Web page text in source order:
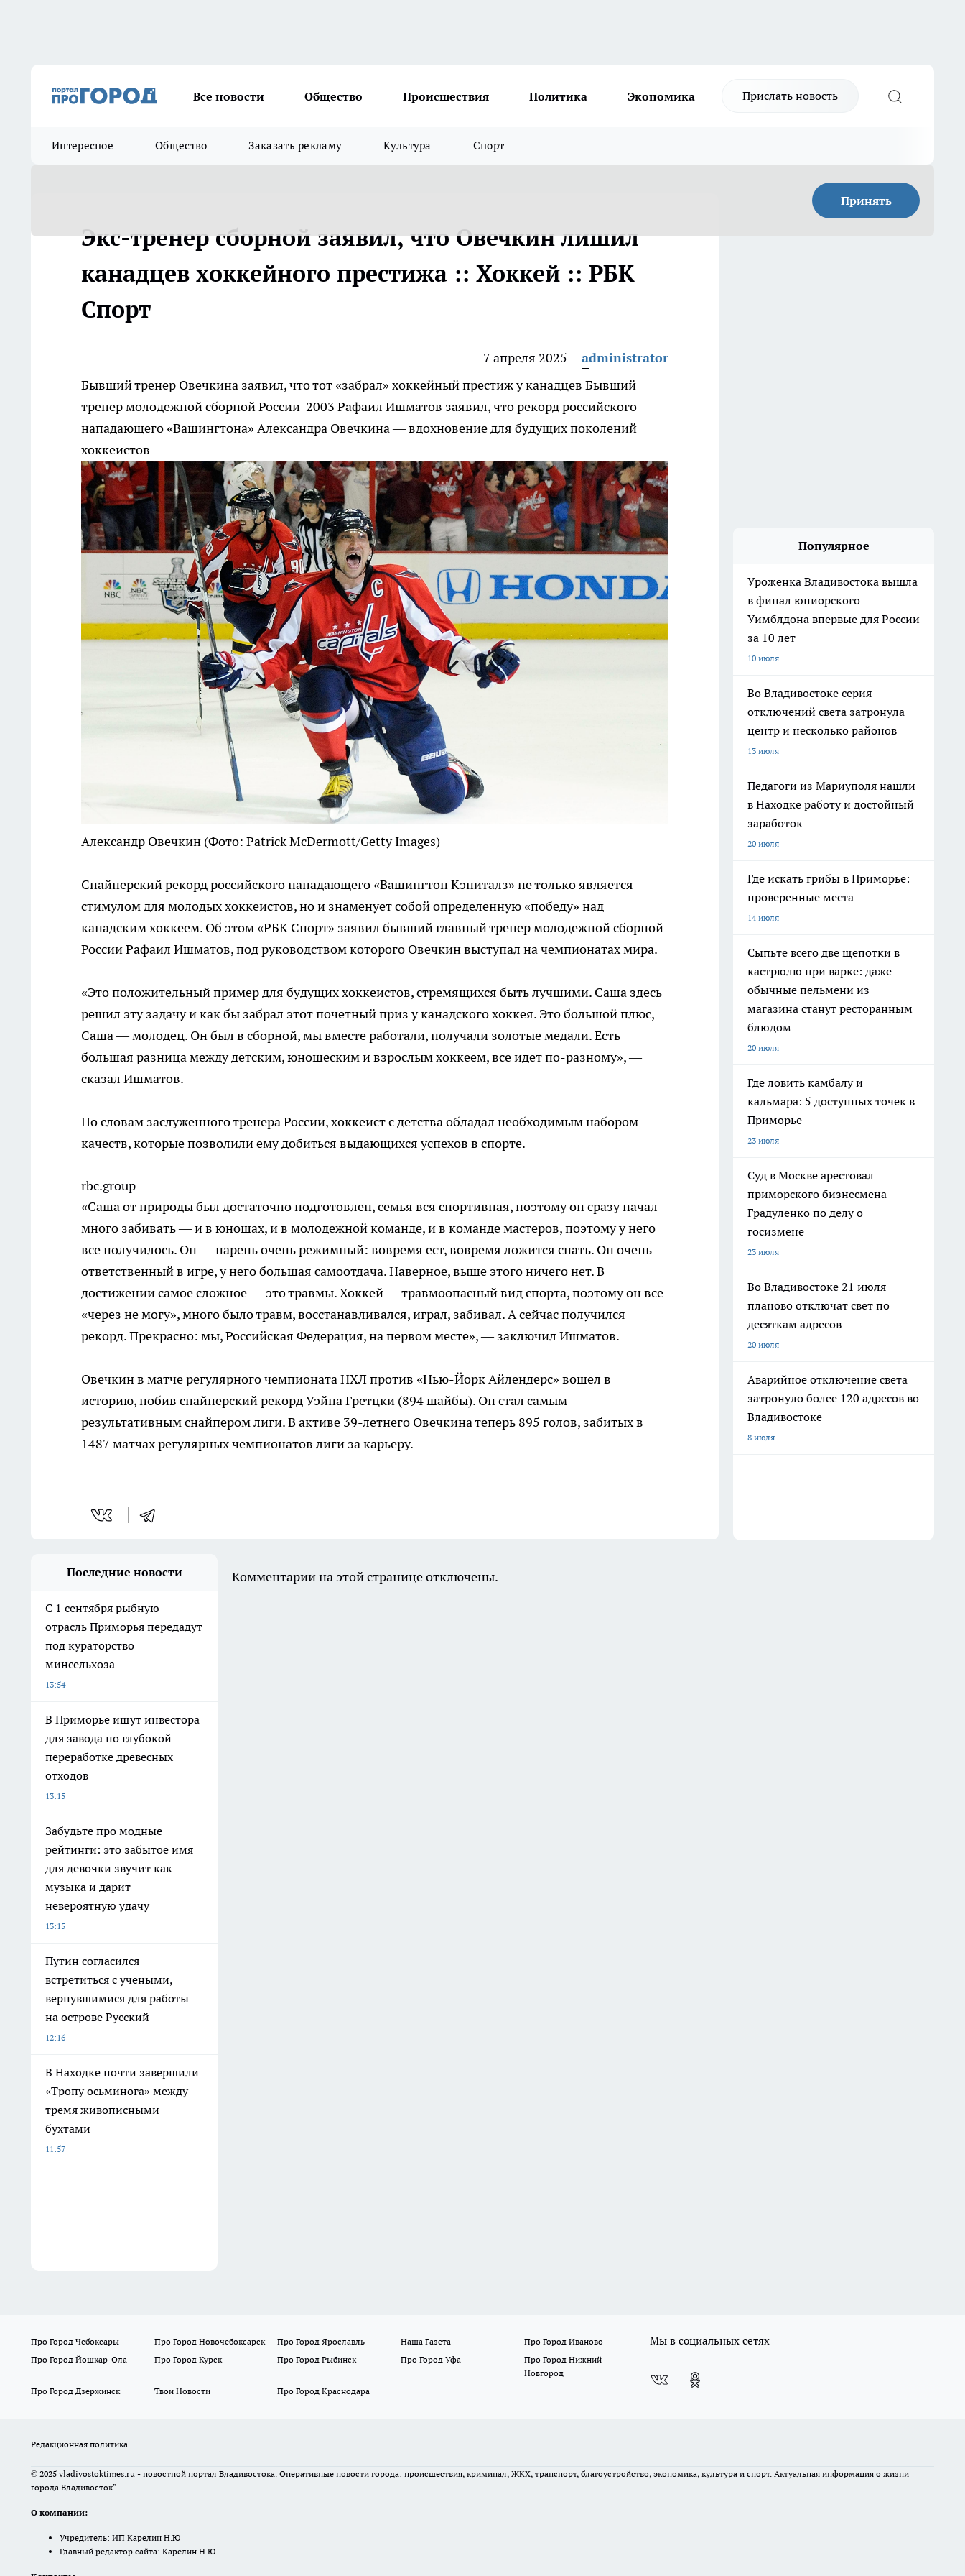
Все новости Общество Происшествия Политика Экономика Прислать новость
Интересное Общество Заказать рекламу Культура Спорт
Принять
Экс-тренер сборной заявил, что Овечкин лишил
канадцев хоккейного престижа :: Хоккей :: РБК
Спорт
7 апреля 2025
administrator
Бывший тренер Овечкина заявил, что тот «забрал» хоккейный престиж у канадцев Бывший
тренер молодежной сборной России-2003 Рафаил Ишматов заявил, что рекорд российского
нападающего «Вашингтона» Александра Овечкина — вдохновение для будущих поколений
хоккеистов
Александр Овечкин (Фото: Patrick McDermott/Getty Images)
Снайперский рекорд российского нападающего «Вашингтон Кэпиталз» не только является
стимулом для молодых хоккеистов, но и знаменует собой определенную «победу» над
канадским хоккеем. Об этом «РБК Спорт» заявил бывший главный тренер молодежной сборной
России Рафаил Ишматов, под руководством которого Овечкин выступал на чемпионатах мира.
«Это положительный пример для будущих хоккеистов, стремящихся быть лучшими. Саша здесь
решил эту задачу и как бы забрал этот почетный приз у канадского хоккея. Это большой плюс,
Саша — молодец. Он был в сборной, мы вместе работали, получали золотые медали. Есть
большая разница между детским, юношеским и взрослым хоккеем, все идет по-разному», —
сказал Ишматов.
По словам заслуженного тренера России, хоккеист с детства обладал необходимым набором
качеств, которые позволили ему добиться выдающихся успехов в спорте.
rbc.group
«Саша от природы был достаточно подготовлен, семья вся спортивная, поэтому он сразу начал
много забивать — и в юношах, и в молодежной команде, и в команде мастеров, поэтому у него
все получилось. Он — парень очень режимный: вовремя ест, вовремя ложится спать. Он очень
ответственный в игре, у него большая самоотдача. Наверное, выше этого ничего нет. В
достижении самое сложное — это травмы. Хоккей — травмоопасный вид спорта, поэтому он все
«через не могу», много было травм, восстанавливался, играл, забивал. А сейчас получился
рекорд. Прекрасно: мы, Российская Федерация, на первом месте», — заключил Ишматов.
Овечкин в матче регулярного чемпионата НХЛ против «Нью-Йорк Айлендерс» вошел в
историю, побив снайперский рекорд Уэйна Гретцки (894 шайбы). Он стал самым
результативным снайпером лиги. В активе 39-летнего Овечкина теперь 895 голов, забитых в
1487 матчах регулярных чемпионатов лиги за карьеру.
Популярное
Уроженка Владивостока вышла
в финал юниорского
Уимблдона впервые для России
за 10 лет
10 июля
Во Владивостоке серия
отключений света затронула
центр и несколько районов
13 июля
Педагоги из Мариуполя нашли
в Находке работу и достойный
заработок
20 июля
Где искать грибы в Приморье:
проверенные места
14 июля
Сыпьте всего две щепотки в
кастрюлю при варке: даже
обычные пельмени из
магазина станут ресторанным
блюдом
20 июля
Где ловить камбалу и
кальмара: 5 доступных точек в
Приморье
23 июля
Суд в Москве арестовал
приморского бизнесмена
Градуленко по делу о
госизмене
23 июля
Во Владивостоке 21 июля
планово отключат свет по
десяткам адресов
20 июля
Аварийное отключение света
затронуло более 120 адресов во
Владивостоке
8 июля
Последние новости
С 1 сентября рыбную
отрасль Приморья передадут
под кураторство
минсельхоза
13:54
В Приморье ищут инвестора
для завода по глубокой
переработке древесных
отходов
13:15
Забудьте про модные
рейтинги: это забытое имя
для девочки звучит как
музыка и дарит
невероятную удачу
13:15
Путин согласился
встретиться с учеными,
вернувшимися для работы
на острове Русский
12:16
В Находке почти завершили
«Тропу осьминога» между
тремя живописными
бухтами
11:57
Комментарии на этой странице отключены.
Про Город Чебоксары Про Город Новочебоксарск Про Город Ярославль Наша Газета
Про Город Иваново
Про Город Йошкар-Ола
Про Город Курск Про Город Рыбинск Про Город Уфа
Про Город Нижний
Новгород
Про Город Дзержинск
Твои Новости Про Город Краснодара
Мы в социальных сетях
Редакционная политика
© 2025 vladivostoktimes.ru - новостной портал Владивостока. Оперативные новости города: происшествия, криминал, ЖКХ, транспорт, благоустройство, экономика, культура и спорт. Актуальная информация о жизни
города Владивосток"
О компании:
Учредитель: ИП Карелин Н.Ю
Главный редактор сайта: Карелин Н.Ю.